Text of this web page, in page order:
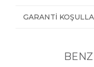
GARANTI